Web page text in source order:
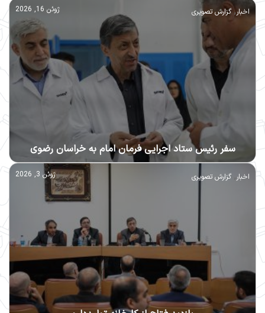
اخبار,گزارش تصویری ژوئن 16, 2026
سفر رئیس ستاد اجرایی فرمان امام به خراسان رضوی
اخبار, گزارش تصویری ژوئن 3, 2026